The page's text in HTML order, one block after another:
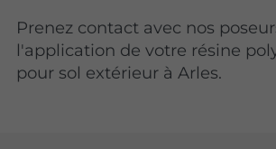
Prenez contact avec nos
l'application de votre résine
pour sol extérieur à Arles.